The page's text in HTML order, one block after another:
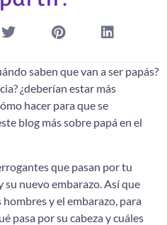
saben que van a ser papás?
¿deberían estar más
hacer para que se
blog más sobre papá en el
que pasan por tu
su nuevo embarazo. Así que
y el embarazo, para
pasa por su cabeza y cuáles